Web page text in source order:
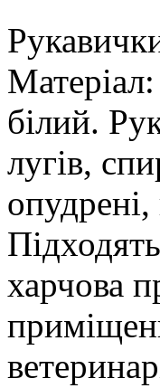
білий.
лугів,
опудрені,
харчова